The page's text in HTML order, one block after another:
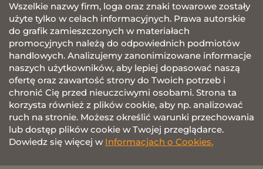
Wszelkie nazwy firm, loga oraz znaki towarowe zostały
użyte tylko w celach informacyjnych. Prawa autorskie
do grafik zamieszczonych w materiałach
promocyjnych należą do odpowiednich podmiotów
handlowych. Analizujemy zanonimizowane informacje
naszych użytkowników, aby lepiej dopasować naszą
ofertę oraz zawartość strony do Twoich potrzeb i
chronić Cię przed nieuczciwymi osobami. Strona ta
korzysta również z plików cookie, aby np. analizować
ruch na stronie. Możesz określić warunki przechowania
lub dostęp plików cookie w Twojej przeglądarce.
Dowiedz się więcej w Informacjach o Cookies.